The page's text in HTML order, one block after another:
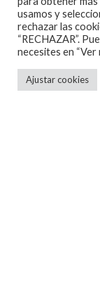
ALGUNAS
usamos y
rechazar las
“RECHAZAR”.
necesites en “Ver
Ajustar cookies